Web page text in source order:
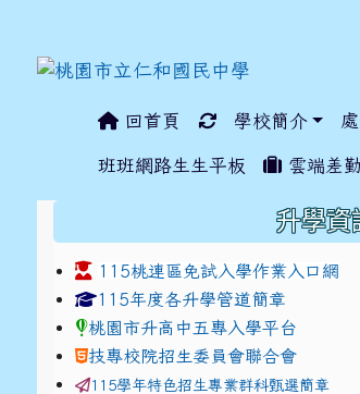
回首頁 學校簡介
班班網路生生平板 雲端差勤
升學資
115桃連區免試入學作業入口網
link to https://
115年度各升學管道簡章link to
link to
桃園市升高中五專入學平台
技專校院招生委員會聯合會
115學年特色招生專業群科甄選簡章